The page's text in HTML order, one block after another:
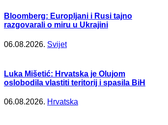
Bloomberg: Europljani i Rusi tajno
razgovarali o miru u Ukrajini
06.08.2026. Svijet
Luka Mišetić: Hrvatska je Olujom
oslobodila vlastiti teritorij i spasila BiH
06.08.2026. Hrvatska